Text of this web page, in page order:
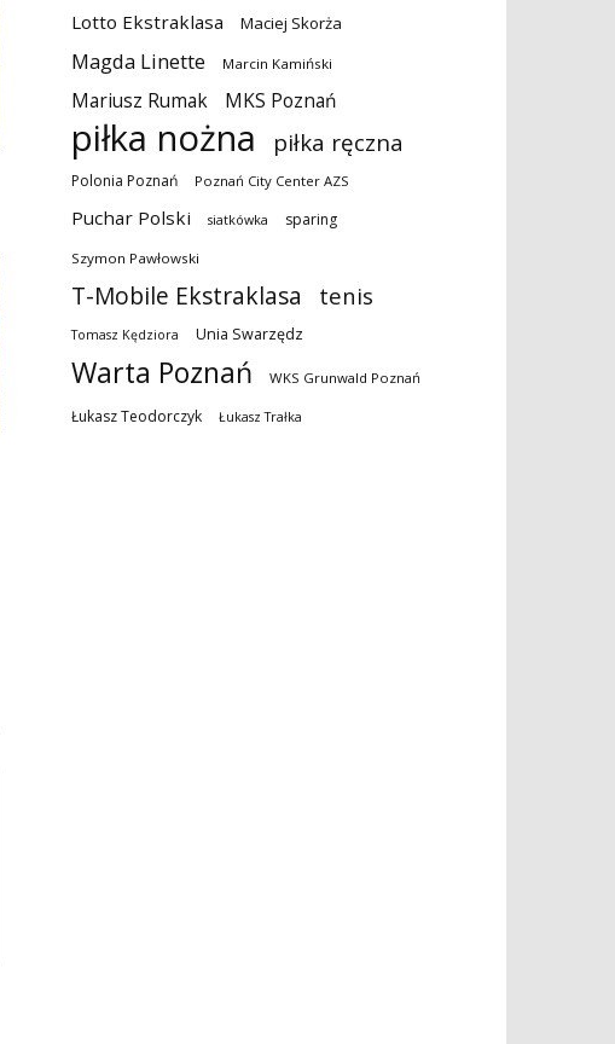
Lotto Ekstraklasa Maciej Skorża
Magda Linette Marcin Kamiński
Mariusz Rumak MKS Poznań
piłka nożna piłka ręczna
Polonia Poznań Poznań City Center AZS
Puchar Polski siatkówka sparing
Szymon Pawłowski
T-Mobile Ekstraklasa tenis
Tomasz Kędziora Unia Swarzędz
Warta Poznań WKS Grunwald Poznań
Łukasz Teodorczyk Łukasz Trałka